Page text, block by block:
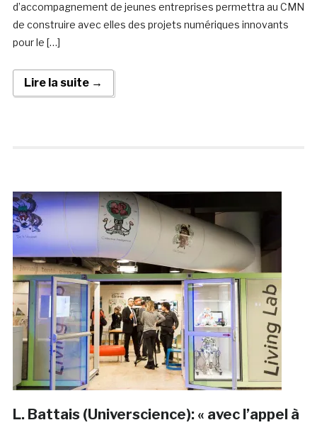
d’accompagnement de jeunes entreprises permettra au CMN
de construire avec elles des projets numériques innovants
pour le […]
Lire la suite →
L. Battais (Universcience): « avec l’appel à